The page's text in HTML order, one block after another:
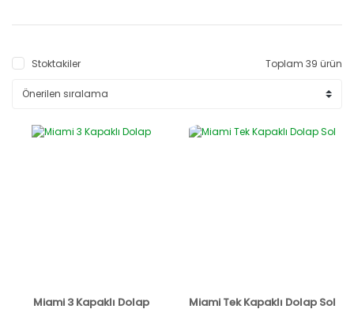
Stoktakiler Toplam 39 ürün
Miami 3 Kapaklı Dolap Miami Tek Kapaklı Dolap Sol